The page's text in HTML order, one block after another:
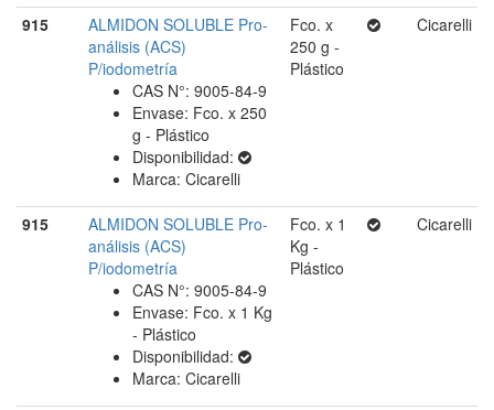
915
ALMIDON SOLUBLE Pro-
análisis (ACS)
P/iodometría
CAS N°: 9005-84-9
Envase: Fco. x 250
g - Plástico
Disponibilidad:
Marca: Cicarelli
Fco. x
250 g -
Plástico
Cicarelli
915
ALMIDON SOLUBLE Pro-
análisis (ACS)
P/iodometría
CAS N°: 9005-84-9
Envase: Fco. x 1 Kg
- Plástico
Disponibilidad:
Marca: Cicarelli
Fco. x 1
Kg -
Plástico
Cicarelli